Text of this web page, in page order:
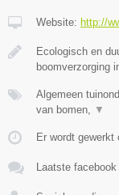
Website: http://
Ecologisch en
boomverzorging
Algemeen
van bomen, ▼
Er wordt gewerkt
Laatste